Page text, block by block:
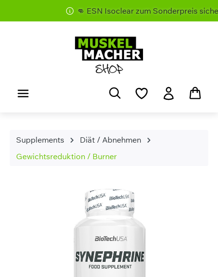
Zum Hauptinhalt springen👊 ESN Isoclear zum Sonderpreis
Supplements
Diät / Abnehmen
Gewichtsreduktion / Burner
Bildergalerie überspringen